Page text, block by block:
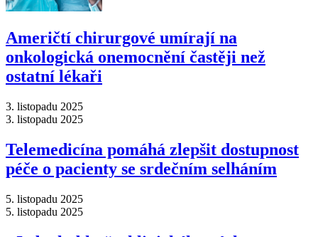
Američtí chirurgové umírají na
onkologická onemocnění častěji než
ostatní lékaři
3. listopadu 2025
3. listopadu 2025
Telemedicína pomáhá zlepšit dostupnost
péče o pacienty se srdečním selháním
5. listopadu 2025
5. listopadu 2025